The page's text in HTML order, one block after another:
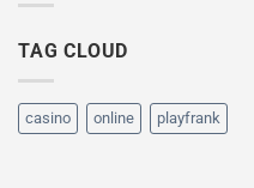
TAG CLOUD
casino online playfrank